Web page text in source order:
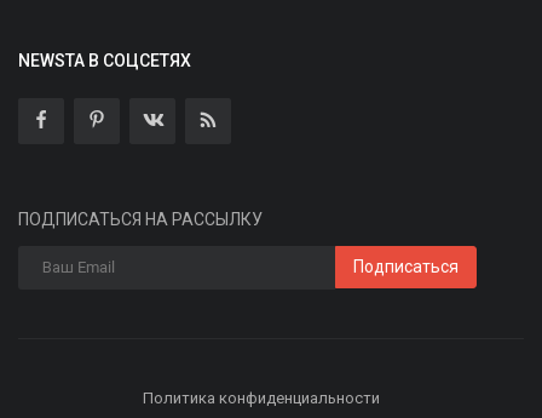
NEWSTA В СОЦСЕТЯХ
ПОДПИСАТЬСЯ НА РАССЫЛКУ
Подписаться
Политика конфиденциальности